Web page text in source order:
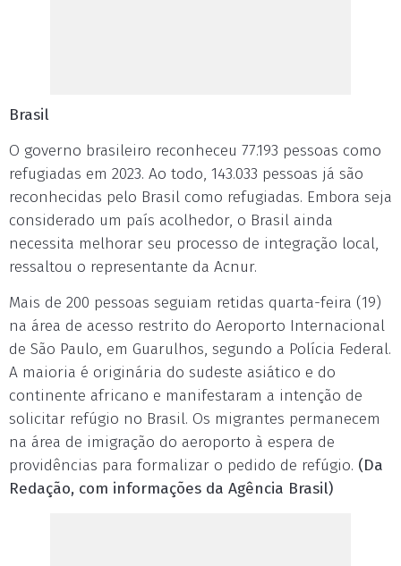
Brasil
O governo brasileiro reconheceu 77.193 pessoas como
refugiadas em 2023. Ao todo, 143.033 pessoas já são
reconhecidas pelo Brasil como refugiadas. Embora seja
considerado um país acolhedor, o Brasil ainda
necessita melhorar seu processo de integração local,
ressaltou o representante da Acnur.
Mais de 200 pessoas seguiam retidas quarta-feira (19)
na área de acesso restrito do Aeroporto Internacional
de São Paulo, em Guarulhos, segundo a Polícia Federal.
A maioria é originária do sudeste asiático e do
continente africano e manifestaram a intenção de
solicitar refúgio no Brasil. Os migrantes permanecem
na área de imigração do aeroporto à espera de
providências para formalizar o pedido de refúgio. (Da
Redação, com informações da Agência Brasil)